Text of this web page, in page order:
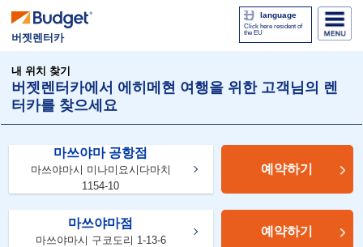
버젯렌터카
language
Click here resident of
the EU
내 위치 찾기
버젯렌터카에서 에히메현 여행을 위한 고객님의 렌
터카를 찾으세요
마쓰야마 공항점
마쓰야마시 미나미요시다마치
1154-10
예약하기
마쓰야마점
마쓰야마시 구코도리 1-13-6
예약하기